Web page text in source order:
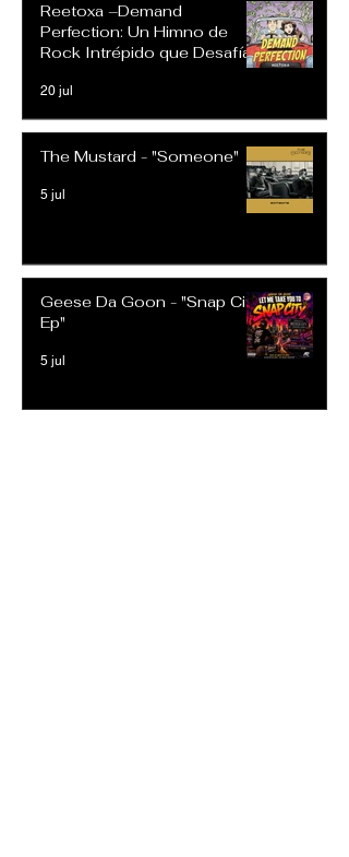
Reetoxa –Demand
Perfection: Un Himno de
Rock Intrépido que Desafía
20 jul
The Mustard - "Someone"
5 jul
Geese Da Goon - "Snap City
Ep"
5 jul